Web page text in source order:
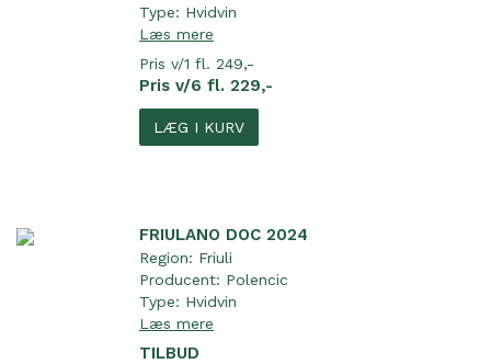
Type: Hvidvin
Læs mere
Pris v/1 fl. 249,-
Pris v/6 fl. 229,-
LÆG I KURV
FRIULANO DOC 2024
Region: Friuli
Producent: Polencic
Type: Hvidvin
Læs mere
TILBUD